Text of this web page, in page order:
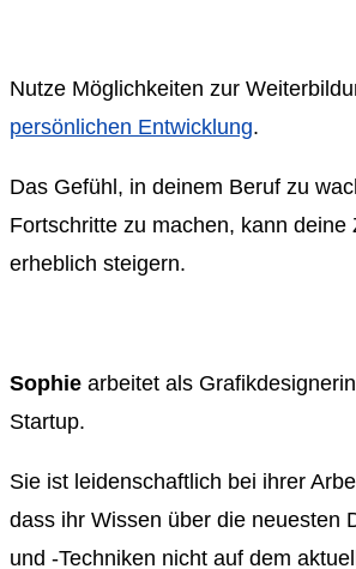
Nutze Möglichkeiten zur
persönlichen Entwicklung.
Das Gefühl, in deinem Beruf zu
Fortschritte zu machen, kann deine
erheblich steigern.
Sophie arbeitet als
Startup.
Sie ist leidenschaftlich bei ihrer
dass ihr Wissen über die neuesten
und -Techniken nicht auf dem